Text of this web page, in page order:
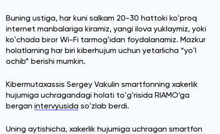
Buning ustiga, har kuni salkam 20-30 hattoki koʻproq
internet manbalariga kiramiz, yangi ilova yuklaymiz, yoki
koʻchada biror Wi-Fi tarmogʻidan foydalanamiz. Mazkur
holatlarning har biri kiberhujum uchun yetarlicha “yoʻl
ochib” berishi mumkin.
Kibermutaxassis Sergey Vakulin smartfonning xakerlik
hujumiga uchragandagi holati toʻgʻrisida RIAMO’ga
bergan intervyusida soʻzlab berdi.
Uning aytishicha, xakerlik hujumiga uchragan smartfon